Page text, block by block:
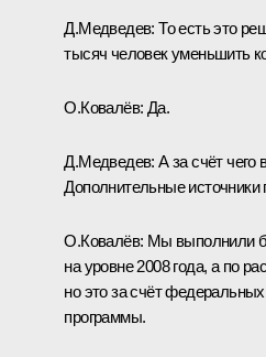
Д.Медведев:То есть это
тысяч человек уменьшить
О.Ковалёв: Да.
Д.Медведев:А за счёт чего
Дополнительные источники
О.Ковалёв: Мы выполнили
на уровне 2008 года, а по
но это за счёт
программы.